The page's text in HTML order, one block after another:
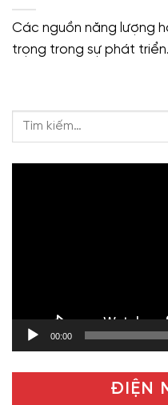
Các nguồn năng lượng
trọng trong sự phát
00:00
ĐIỆN